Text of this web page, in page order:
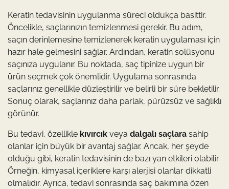
Keratin tedavisinin uygulanma süreci oldukça basittir.
Öncelikle, saçlarınızın temizlenmesi gerekir. Bu adım,
saçın derinlemesine temizlenerek keratin uygulaması için
hazır hale gelmesini sağlar. Ardından, keratin solüsyonu
saçınıza uygulanır. Bu noktada, saç tipinize uygun bir
ürün seçmek çok önemlidir. Uygulama sonrasında
saçlarınız genellikle düzleştirilir ve belirli bir süre bekletilir.
Sonuç olarak, saçlarınız daha parlak, pürüzsüz ve sağlıklı
görünür.
Bu tedavi, özellikle kıvırcık veya dalgalı saçlara sahip
olanlar için büyük bir avantaj sağlar. Ancak, her şeyde
olduğu gibi, keratin tedavisinin de bazı yan etkileri olabilir.
Örneğin, kimyasal içeriklere karşı alerjisi olanlar dikkatli
olmalıdır. Ayrıca, tedavi sonrasında saç bakımına özen